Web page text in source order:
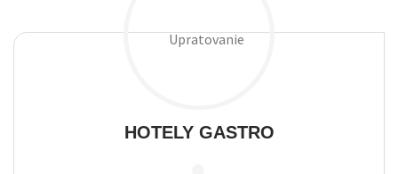
HOTELY GASTRO